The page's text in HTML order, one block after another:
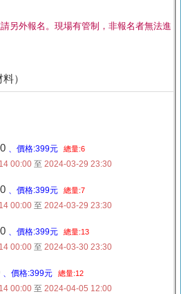
另外報名。現場有管制，非報名者無法進
）
、價格:399元 總量:6
00:00 至 2024-03-29 23:30
、價格:399元 總量:7
00:00 至 2024-03-29 23:30
、價格:399元 總量:13
00:00 至 2024-03-30 23:30
、價格:399元 總量:12
00:00 至 2024-04-05 12:00